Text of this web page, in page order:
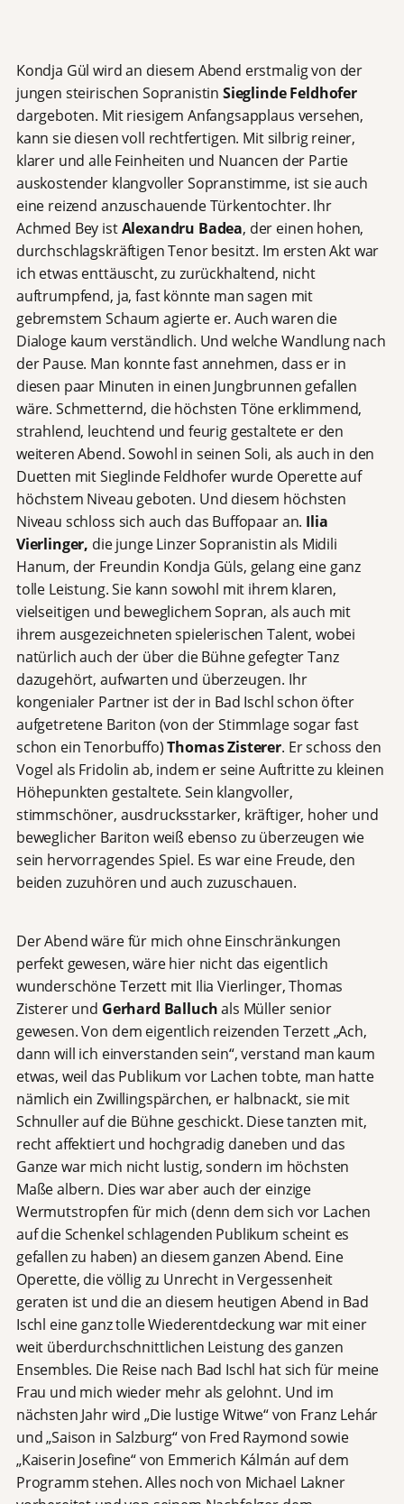
Kondja Gül wird an diesem Abend erstmalig von der
jungen steirischen Sopranistin Sieglinde Feldhofer
dargeboten. Mit riesigem Anfangsapplaus versehen,
kann sie diesen voll rechtfertigen. Mit silbrig reiner,
klarer und alle Feinheiten und Nuancen der Partie
auskostender klangvoller Sopranstimme, ist sie auch
eine reizend anzuschauende Türkentochter. Ihr
Achmed Bey istAlexandru Badea, der einen hohen,
durchschlagskräftigen Tenor besitzt. Im ersten Akt war
ich etwas enttäuscht, zu zurückhaltend, nicht
auftrumpfend, ja, fast könnte man sagen mit
gebremstem Schaum agierte er. Auch waren die
Dialoge kaum verständlich. Und welche Wandlung nach
der Pause. Man konnte fast annehmen, dass er in
diesen paar Minuten in einen Jungbrunnen gefallen
wäre. Schmetternd, die höchsten Töne erklimmend,
strahlend, leuchtend und feurig gestaltete er den
weiteren Abend. Sowohl in seinen Soli, als auch in den
Duetten mit Sieglinde Feldhofer wurde Operette auf
höchstem Niveau geboten. Und diesem höchsten
Niveau schloss sich auch das Buffopaar an. Ilia
Vierlinger, die junge Linzer Sopranistin als Midili
Hanum, der Freundin Kondja Güls, gelang eine ganz
tolle Leistung. Sie kann sowohl mit ihrem klaren,
vielseitigen und beweglichem Sopran, als auch mit
ihrem ausgezeichneten spielerischen Talent, wobei
natürlich auch der über die Bühne gefegter Tanz
dazugehört, aufwarten und überzeugen. Ihr
kongenialer Partner ist der in Bad Ischl schon öfter
aufgetretene Bariton (von der Stimmlage sogar fast
schon ein Tenorbuffo)Thomas Zisterer. Er schoss den
Vogel als Fridolin ab, indem er seine Auftritte zu kleinen
Höhepunkten gestaltete. Sein klangvoller,
stimmschöner, ausdrucksstarker, kräftiger, hoher und
beweglicher Bariton weiß ebenso zu überzeugen wie
sein hervorragendes Spiel. Es war eine Freude, den
beiden zuzuhören und auch zuzuschauen.
Der Abend wäre für mich ohne Einschränkungen
perfekt gewesen, wäre hier nicht das eigentlich
wunderschöne Terzett mit Ilia Vierlinger, Thomas
Zisterer und Gerhard Balluchals Müller senior
gewesen. Von dem eigentlich reizenden Terzett „Ach,
dann will ich einverstanden sein“, verstand man kaum
etwas, weil das Publikum vor Lachen tobte, man hatte
nämlich ein Zwillingspärchen, er halbnackt, sie mit
Schnuller auf die Bühne geschickt. Diese tanzten mit,
recht affektiert und hochgradig daneben und das
Ganze war mich nicht lustig, sondern im höchsten
Maße albern. Dies war aber auch der einzige
Wermutstropfen für mich (denn dem sich vor Lachen
auf die Schenkel schlagenden Publikum scheint es
gefallen zu haben) an diesem ganzen Abend. Eine
Operette, die völlig zu Unrecht in Vergessenheit
geraten ist und die an diesem heutigen Abend in Bad
Ischl eine ganz tolle Wiederentdeckung war mit einer
weit überdurchschnittlichen Leistung des ganzen
Ensembles. Die Reise nach Bad Ischl hat sich für meine
Frau und mich wieder mehr als gelohnt. Und im
nächsten Jahr wird „Die lustige Witwe“ von Franz Lehár
und „Saison in Salzburg“ von Fred Raymond sowie
„Kaiserin Josefine“ von Emmerich Kálmán auf dem
Programm stehen. Alles noch von Michael Lakner